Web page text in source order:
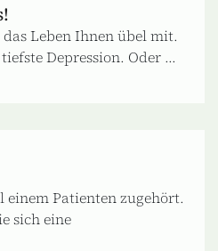
Leben Ihnen übel mit.
Depression. Oder ...
einem Patienten zugehört.
sich eine